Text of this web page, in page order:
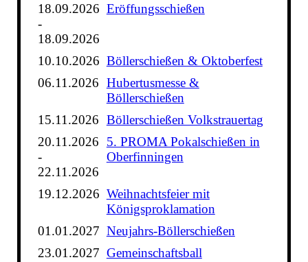
18.09.2026
-
18.09.2026
Eröffungsschießen
10.10.2026 Böllerschießen & Oktoberfest
06.11.2026 Hubertusmesse &
Böllerschießen
15.11.2026 Böllerschießen Volkstrauertag
20.11.2026
-
22.11.2026
5. PROMA Pokalschießen in
Oberfinningen
19.12.2026 Weihnachtsfeier mit
Königsproklamation
01.01.2027 Neujahrs-Böllerschießen
23.01.2027 Gemeinschaftsball